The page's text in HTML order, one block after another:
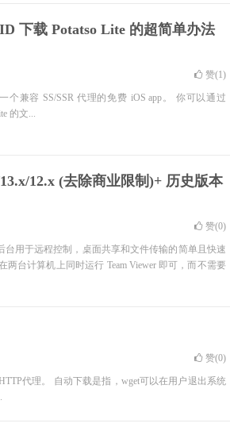
下载 Potatso Lite 的超简单办法
赞(1)
个兼容 SS/SSR 代理的免费 iOS app。 你可以通过
的文...
12.x (去除商业限制)+ 历史版本
赞(0)
台用于远程控制，桌面共享和文件传输的简单且快速
台计算机上同时运行 Team Viewer 即可，而不需要
赞(0)
代理。 自动下载是指，wget可以在用户退出系统